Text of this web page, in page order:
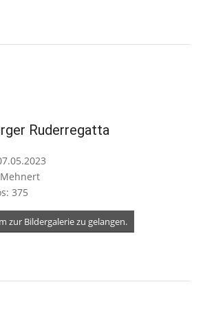
Ruderregatta
375
zur Bildergalerie zu gelangen.